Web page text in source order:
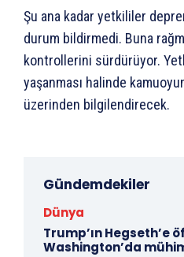
Şu ana kadar yetkililer
durum bildirmedi. Buna
kontrollerini sürdürüyor.
yaşanması halinde
üzerinden bilgilendirecek.
Gündemdekiler
Dünya
Trump’ın Hegseth’e
Washington’da